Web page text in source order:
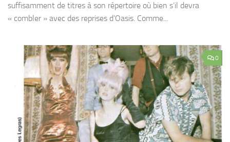
suffisamment de titres à son répertoire où bien s’il devra
« combler » avec des reprises d’Oasis. Comme...
0